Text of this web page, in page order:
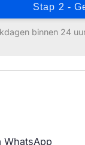
Stap 2 -
binnen 24
WhatsApp